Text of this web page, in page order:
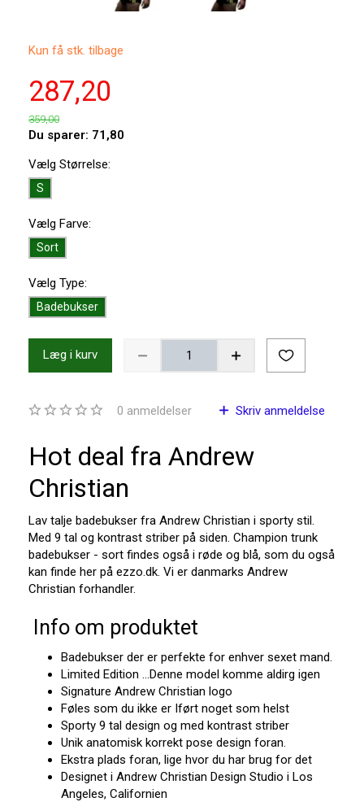
Kun få stk. tilbage
287,20
359,00
Du sparer: 71,80
Vælg Størrelse:
S
Vælg Farve:
Sort
Vælg Type:
Badebukser
Læg i kurv
0 anmeldelser Skriv anmeldelse
Hot deal fra Andrew
Christian
Lav talje badebukser fra Andrew Christian i sporty stil.
Med 9 tal og kontrast striber på siden. Champion trunk
badebukser - sort findes også i røde og blå, som du også
kan finde her på ezzo.dk. Vi er danmarks Andrew
Christian forhandler.
Info om produktet
Badebukser der er perfekte for enhver sexet mand.
Limited Edition ...Denne model komme aldirg igen
Signature Andrew Christian logo
Føles som du ikke er Iført noget som helst
Sporty 9 tal design og med kontrast striber
Unik anatomisk korrekt pose design foran.
Ekstra plads foran, lige hvor du har brug for det
Designet i Andrew Christian Design Studio i Los
Angeles, Californien